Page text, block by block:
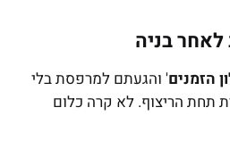
בניה
הזמנים' והגעתם למרפסת בלי
תחת הריצוף. לא קרה כלום